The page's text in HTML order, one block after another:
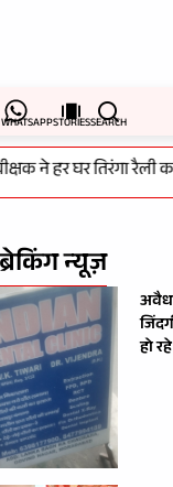
STORIESSEARCH
हर घर तिरंगा रैली का
ब्रेकिंग न्यूज़
अवैध
हो